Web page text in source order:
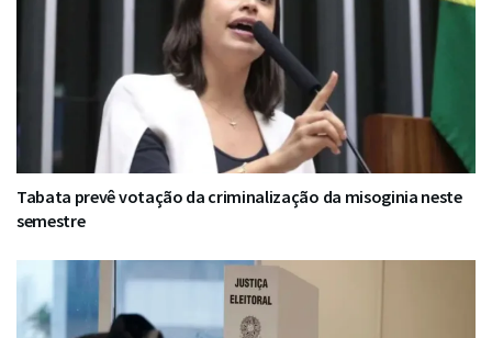
Tabata prevê votação da criminalização da misoginia neste
semestre